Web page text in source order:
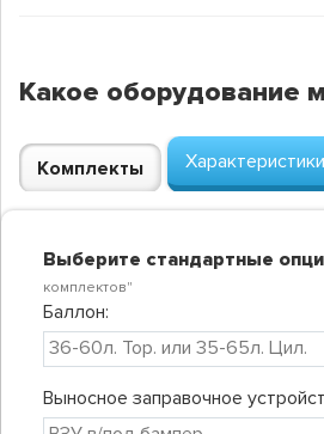
Какое оборудование
Комплекты
Выберите стандартные
комплектов"
Баллон:
Выносное заправочное